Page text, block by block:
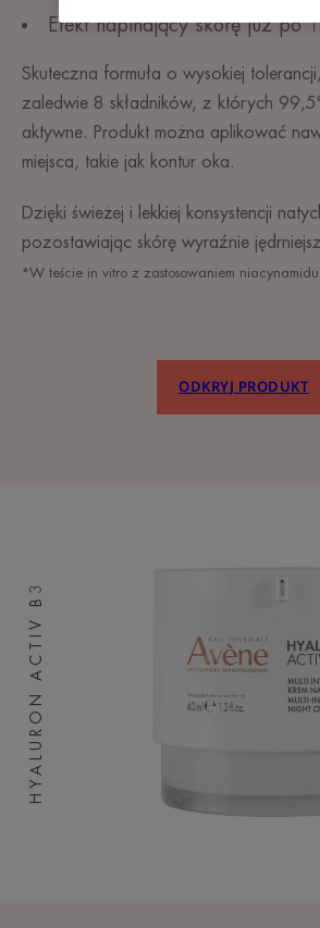
Efekt napinający skórę już po
Skuteczna formuła o wysokiej
zaledwie 8 składników, z których
aktywne. Produkt można aplikować
miejsca, takie jak kontur oka.
Dzięki świeżej i lekkiej konsystencji
pozostawiając skórę wyraźnie
*W teście in vitro z zastosowaniem niacynamidu
ODKRYJ PRODUKT
HYALURON ACTIV B3